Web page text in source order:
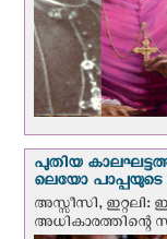
പുതിയ
ലെയോ
അസ്സീസി, ഇറ്റലി:
അധികാരത്തിന്റെ